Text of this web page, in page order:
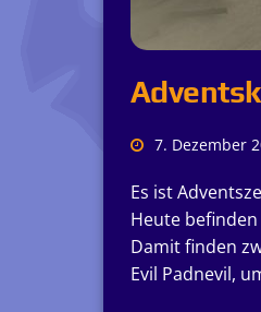
7. Dezember
Es ist
Heute
Damit finden
Evil Padnevil,